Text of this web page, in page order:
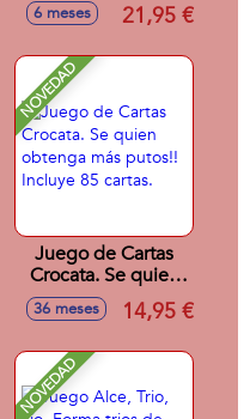
6 meses 21,95 €
NOVEDAD
Juego de Cartas
Crocata. Se quien
obtenga más
putos!! Incluye 85
36 meses 14,95 €
NOVEDAD